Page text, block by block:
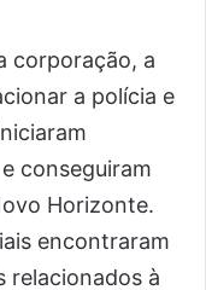
corporação, a
a polícia e
conseguiram
Horizonte.
encontraram
relacionados à